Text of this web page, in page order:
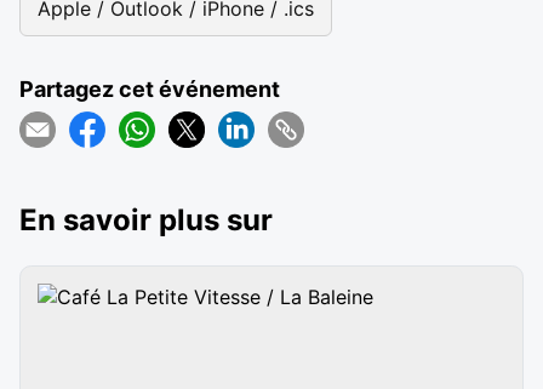
Apple / Outlook / iPhone / .ics
Partagez cet événement
En savoir plus sur